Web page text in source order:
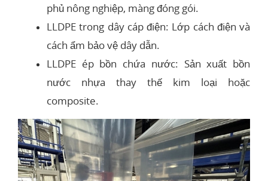
phủ nông nghiệp, màng đóng gói.
LLDPE trong dây cáp điện: Lớp cách điện và
cách ẩm bảo vệ dây dẫn.
LLDPE ép bồn chứa nước: Sản xuất bồn
nước nhựa thay thế kim loại hoặc
composite.